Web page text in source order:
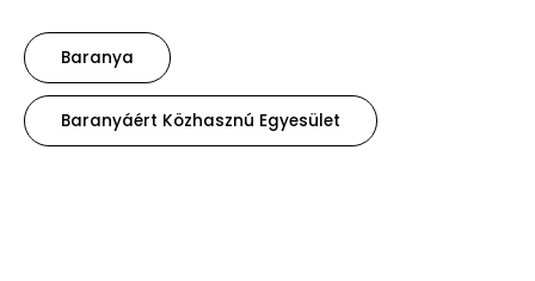
Baranya
Baranyáért Közhasznú Egyesület